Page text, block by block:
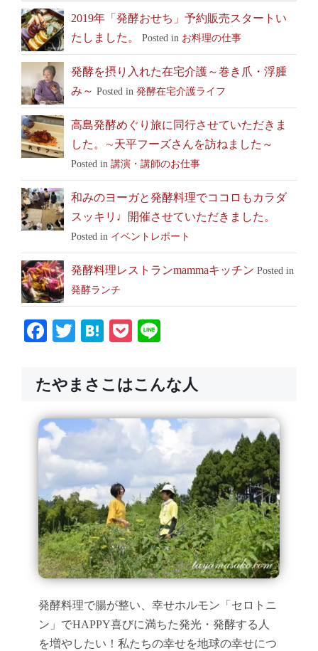
2019年「発酵おせち」予約販売スタートい
たしました。
Posted in お料理の仕事
発酵を摂り入れた在宅介護～巻き爪・浮腫
み～ Posted in 発酵在宅介護ライフ
高島発酵めぐり旅に同行させていただきま
した。∼天平フーズさんを訪ねました～
Posted in 講演・講師のお仕事
和みのヨーガと発酵料理でココロもカラダ
スッキリ♩開催させていただきました。
Posted in イベントレポート
発酵料理レストランmammaキッチン Posted in
発酵ランチ
Facebook
Twitter
HatenaPocket
たやまさこはこんな人
発酵料理で腸が整い、幸せホルモン「セロトニ
ン」でHAPPY喜びに満ちた発光・発酵する人
を増やしたい！私たちの幸せを地球の幸せにつ